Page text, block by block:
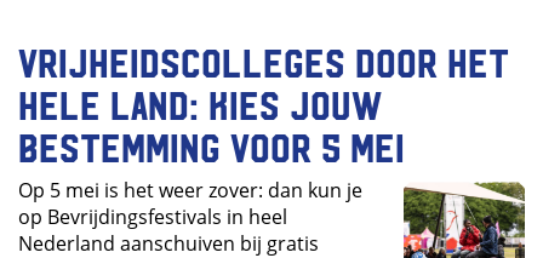
Vrijheidscolleges door het
hele land: kies jouw
bestemming voor 5 mei
Op 5 mei is het weer zover: dan kun je
op Bevrijdingsfestivals in heel
Nederland aanschuiven bij gratis